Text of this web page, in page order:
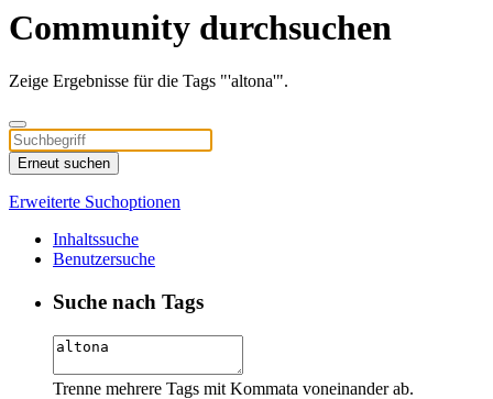
Community durchsuchen
Zeige Ergebnisse für die Tags "'altona'".
Erneut suchen
Erweiterte Suchoptionen
Inhaltssuche
Benutzersuche
Suche nach Tags
Trenne mehrere Tags mit Kommata voneinander ab.